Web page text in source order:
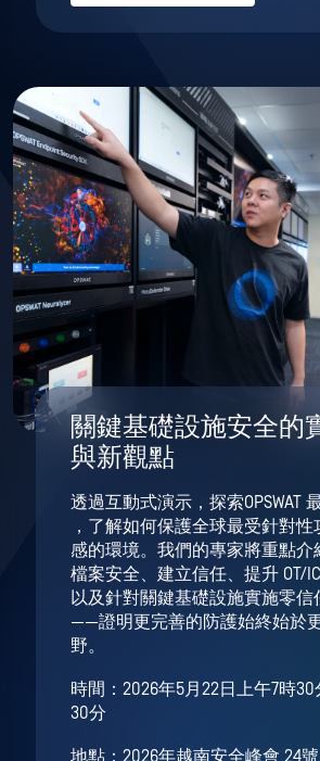
關鍵基礎設施安全的
與新觀點
透過互動式演示，探索OPSWAT 最
，了解如何保護全球最受針對性
感的環境。我們的專家將重點介
檔案安全、建立信任、提升 OT/
以及針對關鍵基礎設施實施零信
——證明更完善的防護始終始於
野。
時間：2026年5月22日上午7時
30分
地點：2026年越南安全峰會 24